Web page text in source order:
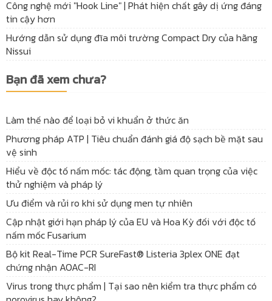
Công nghệ mới "Hook Line" | Phát hiện chất gây dị ứng đáng
tin cậy hơn
Hướng dẫn sử dụng đĩa môi trường Compact Dry của hãng
Nissui
Bạn đã xem chưa?
Làm thế nào để loại bỏ vi khuẩn ở thức ăn
Phương pháp ATP | Tiêu chuẩn đánh giá độ sạch bề mặt sau
vệ sinh
Hiểu về độc tố nấm mốc: tác động, tầm quan trọng của việc
thử nghiệm và pháp lý
Ưu điểm và rủi ro khi sử dụng men tự nhiên
Cập nhật giới hạn pháp lý của EU và Hoa Kỳ đối với độc tố
nấm mốc Fusarium
Bộ kit Real-Time PCR SureFast® Listeria 3plex ONE đạt
chứng nhận AOAC-RI
Virus trong thực phẩm | Tại sao nên kiểm tra thực phẩm có